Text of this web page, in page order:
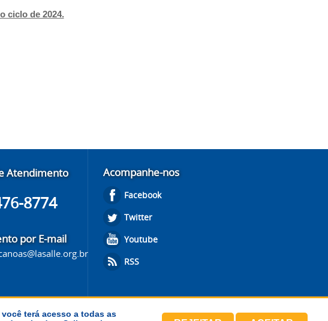
ciclo de 2024.
terá acesso a todas as
Atendimento
8774
por E-mail
Acompanhe-nos
Facebook
Twitter
Youtube
RSS